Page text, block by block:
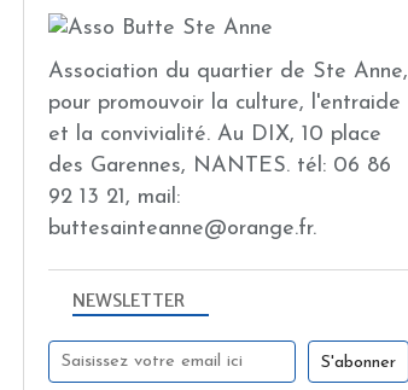
NEWSLETTER
Association du quartier de Ste Anne,
pour promouvoir la culture, l'entraide
et la convivialité. Au DIX, 10 place
des Garennes, NANTES. tél: 06 86
92 13 21, mail:
buttesainteanne@orange.fr.